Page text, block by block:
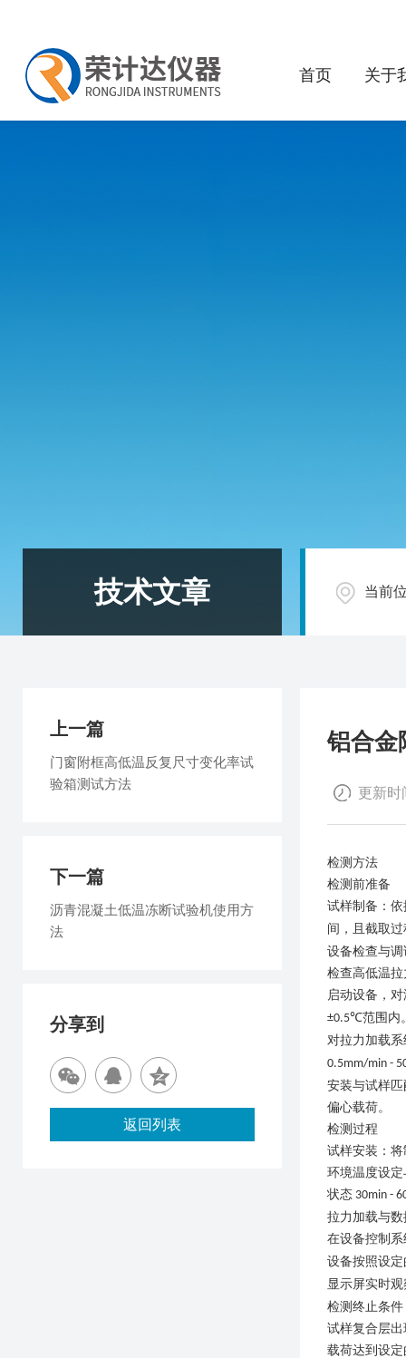
首页 关于
技术文章 当前
铝合金
更新时
检测方法
检测前准备
试样制备 ：
间，且截取
设备检查与调
检查高低温
启动设备，
±0.5℃范围内
对拉力加载
0.5mm/min -
安装与试样
偏心载荷。
检测过程
试样安装 ：
环境温度设
状态 30min -
拉力加载与
在设备控制
设备按照设
显示屏实时
检测终止条件
试样复合层
载荷达到设
上一篇
门窗附框高低温反复尺寸变化率试
验箱测试方法
下一篇
沥青混凝土低温冻断试验机使用方
法
分享到
返回列表